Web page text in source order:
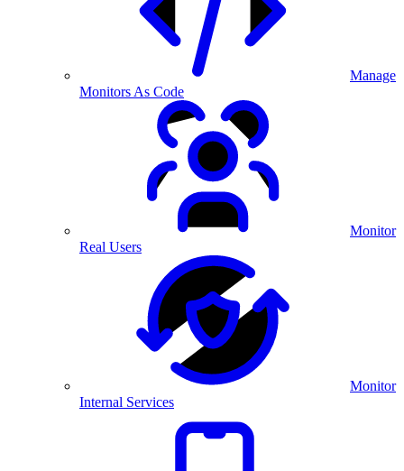
Manage
Monitors As Code
Monitor
Real Users
Monitor
Internal Services